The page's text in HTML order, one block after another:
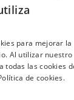
la newsletter
para mejorar la
Al utilizar nuestro
todas las cookies
de cookies.